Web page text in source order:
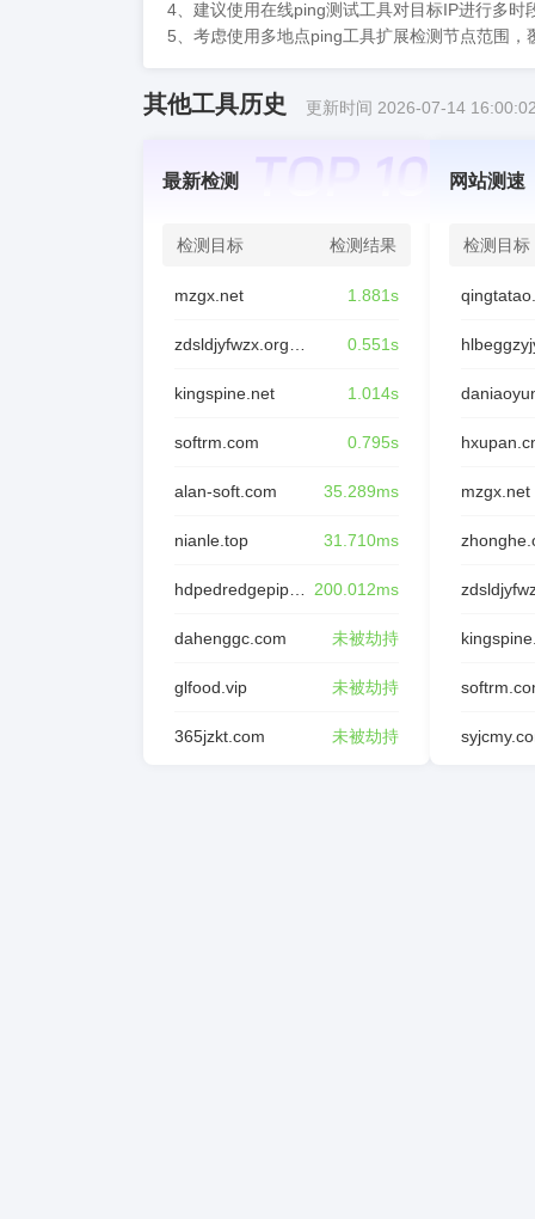
4、建议使用在线ping测试工具对目标IP进行多
5、考虑使用多地点ping工具扩展检测节点范围
其他工具历史 更新时间 2026-07-14
最新检测
检测目标 检测结果
mzgx.net 1.881s
0.551s
kingspine.net 1.014s
softrm.com 0.795s
alan-soft.com 35.289ms
nianle.top 31.710ms
200.012ms
dahenggc.com 未被劫持
glfood.vip 未被劫持
365jzkt.com 未被劫持
网站测速
检测目标
mzgx.net